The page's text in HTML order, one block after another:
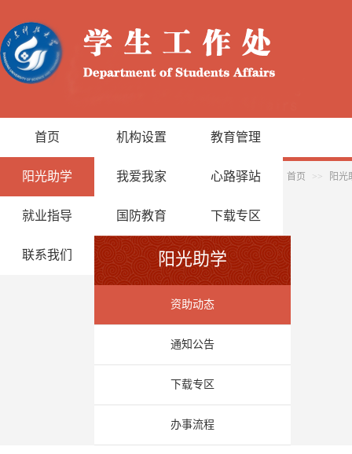
首页 机构设置 教育管理
阳光助学 我爱我家 心路驿站
就业指导 国防教育 下载专区
联系我们
首页 >> 阳光
阳光助学
资助动态
通知公告
下载专区
办事流程